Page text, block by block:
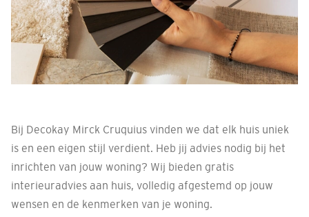
Bij Decokay Mirck Cruquius vinden we dat elk huis uniek
is en een eigen stijl verdient. Heb jij advies nodig bij het
inrichten van jouw woning? Wij bieden gratis
interieuradvies aan huis, volledig afgestemd op jouw
wensen en de kenmerken van je woning.